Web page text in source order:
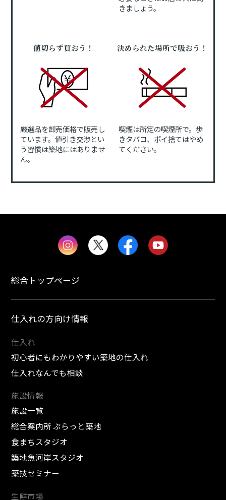
きましょう。
値切らず買おう！
厳選品を卸売価格で販売し
ています。値引き交渉とい
う習慣は築地にはありませ
ん。
決められた場所で吸おう！
喫煙は所定の喫煙所で。歩
きタバコ、ポイ捨てはやめ
てください。
総合トップページ
仕入れの方向け情報
仕入れ
初心者にもわかりやすい築地の仕入れ
仕入れなんでも相談
施設情報
施設一覧
総合案内所 ぷらっと築地
食まちスタジオ
築地魚河岸スタジオ
築技セミナー
生鮮市場